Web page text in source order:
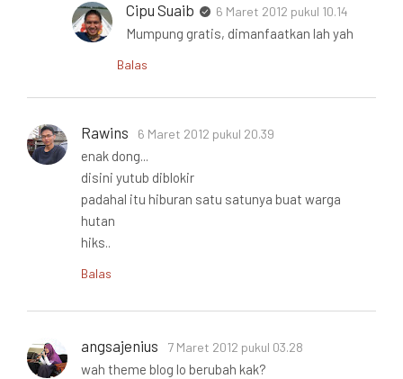
Cipu Suaib 6 Maret 2012 pukul 10.14
Mumpung gratis, dimanfaatkan lah yah
Balas
Rawins 6 Maret 2012 pukul 20.39
enak dong...
disini yutub diblokir
padahal itu hiburan satu satunya buat warga
hutan
hiks..
Balas
angsajenius 7 Maret 2012 pukul 03.28
wah theme blog lo berubah kak?